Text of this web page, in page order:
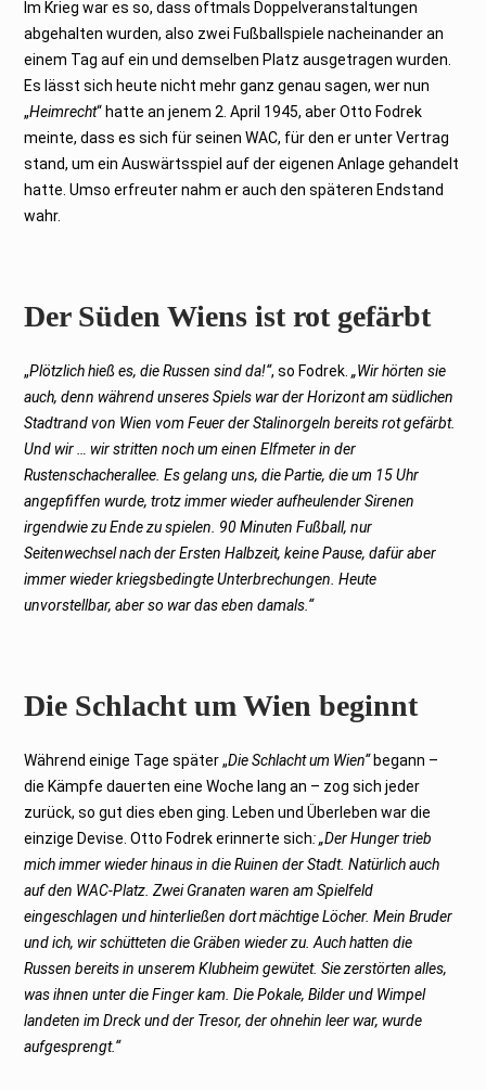
Im Krieg war es so, dass oftmals Doppelveranstaltungen
abgehalten wurden, also zwei Fußballspiele nacheinander an
einem Tag auf ein und demselben Platz ausgetragen wurden.
Es lässt sich heute nicht mehr ganz genau sagen, wer nun
„Heimrecht“ hatte an jenem 2. April 1945, aber Otto Fodrek
meinte, dass es sich für seinen WAC, für den er unter Vertrag
stand, um ein Auswärtsspiel auf der eigenen Anlage gehandelt
hatte. Umso erfreuter nahm er auch den späteren Endstand
wahr.
Der Süden Wiens ist rot gefärbt
„Plötzlich hieß es, die Russen sind da!“, so Fodrek.„Wir hörten sie
auch, denn während unseres Spiels war der Horizont am südlichen
Stadtrand von Wien vom Feuer der Stalinorgeln bereits rot gefärbt.
Und wir … wir stritten noch um einen Elfmeter in der
Rustenschacherallee. Es gelang uns, die Partie, die um 15 Uhr
angepfiffen wurde, trotz immer wieder aufheulender Sirenen
irgendwie zu Ende zu spielen. 90 Minuten Fußball, nur
Seitenwechsel nach der Ersten Halbzeit, keine Pause, dafür aber
immer wieder kriegsbedingte Unterbrechungen. Heute
unvorstellbar, aber so war das eben damals.“
Die Schlacht um Wien beginnt
Während einige Tage später „Die Schlacht um Wien“ begann –
die Kämpfe dauerten eine Woche lang an – zog sich jeder
zurück, so gut dies eben ging. Leben und Überleben war die
einzige Devise. Otto Fodrek erinnerte sich: „Der Hunger trieb
mich immer wieder hinaus in die Ruinen der Stadt. Natürlich auch
auf den WAC-Platz. Zwei Granaten waren am Spielfeld
eingeschlagen und hinterließen dort mächtige Löcher. Mein Bruder
und ich, wir schütteten die Gräben wieder zu. Auch hatten die
Russen bereits in unserem Klubheim gewütet. Sie zerstörten alles,
was ihnen unter die Finger kam. Die Pokale, Bilder und Wimpel
landeten im Dreck und der Tresor, der ohnehin leer war, wurde
aufgesprengt.“